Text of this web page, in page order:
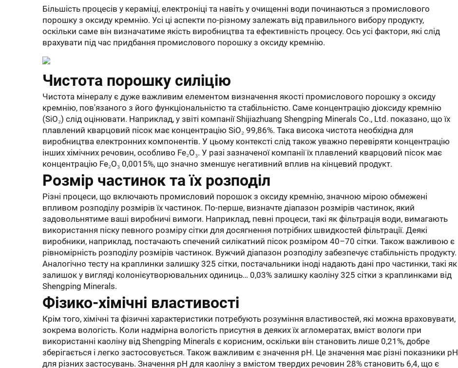
Більшість процесів у кераміці, електроніці та навіть у очищенні води починаються з промислового
порошку з оксиду кремнію. Усі ці аспекти по-різному залежать від правильного вибору продукту,
оскільки саме він визначатиме якість виробництва та ефективність процесу. Ось усі фактори, які слід
врахувати під час придбання промислового порошку з оксиду кремнію.
Чистота порошку силіцію
Чистота мінералу є дуже важливим елементом визначення якості промислового порошку з оксиду
кремнію, пов'язаного з його функціональністю та стабільністю. Саме концентрацію діоксиду кремнію
(SiO₂) слід оцінювати. Наприклад, у звіті компанії Shijiazhuang Shengping Minerals Co., Ltd. показано, що їх
плавлений кварцовий пісок має концентрацію SiO₂ 99,86%. Така висока чистота необхідна для
виробництва електронних компонентів. У цьому контексті слід також уважно перевіряти концентрацію
інших хімічних речовин, особливо Fe₂O₃. У разі зазначеної компанії їх плавлений кварцовий пісок має
концентрацію Fe₂O₃ 0,0015%, що значно зменшує негативний вплив на кінцевий продукт.
Розмір частинок та їх розподіл
Різні процеси, що включають промисловий порошок з оксиду кремнію, значною мірою обмежені
впливом розподілу розмірів їх частинок. По-перше, визначте діапазон розмірів частинок, який
задовольнятиме ваші виробничі вимоги. Наприклад, певні процеси, такі як фільтрація води, вимагають
використання піску певного розміру сітки для досягнення потрібних швидкостей фільтрації. Деякі
виробники, наприклад, постачають спечений силікатний пісок розміром 40–70 сітки. Також важливою є
рівномірність розподілу розмірів частинок. Вужчий діапазон розподілу забезпечує стабільність продукту.
Аналогічно тесту на краплинки залишку 325 сітки, постачальники іноді надають дані про частинки, такі як
залишок у вигляді колонієутворювальних одиниць… 0,03% залишку каоліну 325 сітки з краплинками від
Shengping Minerals.
Фізико-хімічні властивості
Крім того, хімічні та фізичні характеристики потребують розуміння властивостей, які можна враховувати,
зокрема вологість. Коли надмірна вологість присутня в деяких їх агломератах, вміст вологи при
використанні каоліну від Shengping Minerals є корисним, оскільки він становить лише 0,21%, добре
зберігається і легко застосовується. Також важливим є значення pH. Це значення має різні показники pH
для різних застосувань. Значення pH для каоліну з вмістом твердих речовин 28% становить 6,4, що є